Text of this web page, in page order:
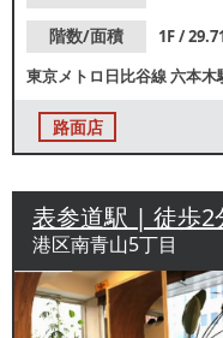
階数/面積
1F /
東京メトロ日比谷線六本木
路面店
表参道駅 | 徒歩2
港区南青山5丁目